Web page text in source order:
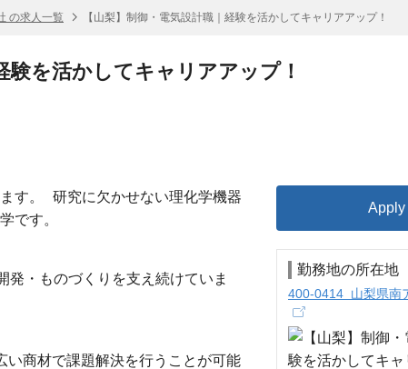
の求人一覧 【山梨】制御・電気設計職｜経験を活かしてキャリアアップ！
験を活かしてキャリアアップ！
す。 研究に欠かせない理化学機器
です。
発・ものづくりを支え続けていま
い商材で課題解決を行うことが可能
勤務地の所在地
400-0414 山梨県南